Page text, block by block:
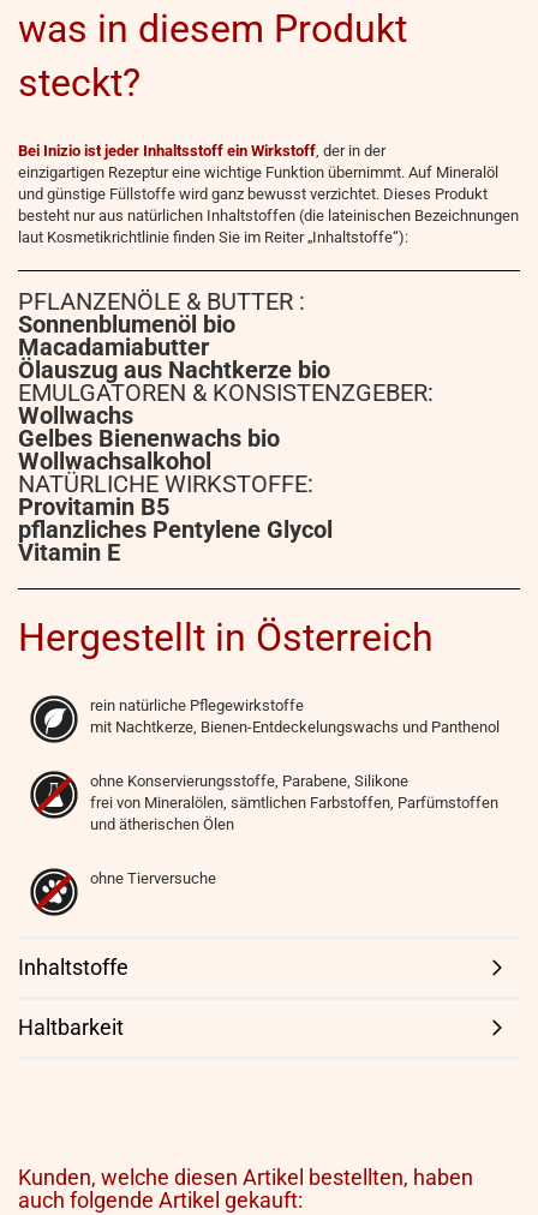
was in diesem Produkt
steckt?
Bei Inizio ist jeder Inhaltsstoff ein Wirkstoff, der in der
einzigartigen Rezeptur eine wichtige Funktion übernimmt. Auf Mineralöl
und günstige Füllstoffe wird ganz bewusst verzichtet. Dieses Produkt
besteht nur aus natürlichen Inhaltstoffen (die lateinischen Bezeichnungen
laut Kosmetikrichtlinie finden Sie im Reiter „Inhaltstoffe“):
PFLANZENÖLE & BUTTER :
Sonnenblumenöl bio
Macadamiabutter
Ölauszug aus Nachtkerze bio
EMULGATOREN & KONSISTENZGEBER:
Wollwachs
Gelbes Bienenwachs bio
Wollwachsalkohol
NATÜRLICHE WIRKSTOFFE:
Provitamin B5
pflanzliches Pentylene Glycol
Vitamin E
Hergestellt in Österreich
rein natürliche Pflegewirkstoffe
mit Nachtkerze, Bienen-Entdeckelungswachs und Panthenol
ohne Konservierungsstoffe, Parabene, Silikone
frei von Mineralölen, sämtlichen Farbstoffen, Parfümstoffen
und ätherischen Ölen
ohne Tierversuche
Inhaltstoffe
Haltbarkeit
Kunden, welche diesen Artikel bestellten, haben
auch folgende Artikel gekauft: